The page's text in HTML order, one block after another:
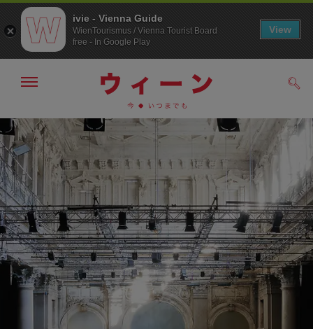
メ
ニ
ュ
ー
へ
こ
の
ペ
ー
ジ
の
ト
ッ
プ
へ
メ
ー
の
表
非
表
示
す
る
ivie - Vienna Guide
WienTourismus / Vienna Tourist Board
free - In Google Play
View